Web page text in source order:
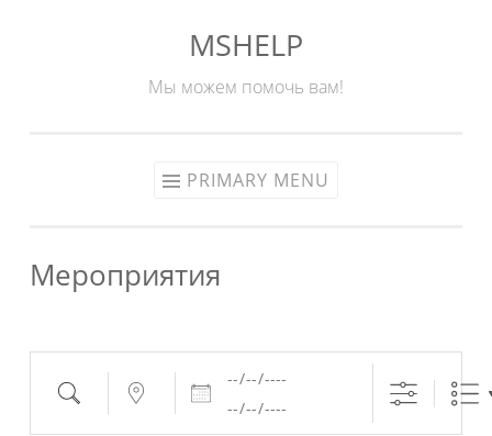
MSHELP
Мы можем помочь вам!
PRIMARY MENU
Мероприятия
Поиск Рядом... Даты